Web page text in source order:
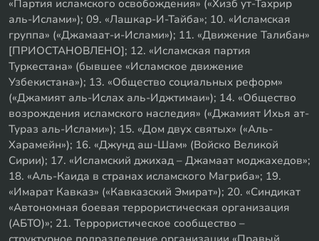
«Партия исламского освобождения» («Хизб ут-Тахрир
аль-Ислами»); 09. «Лашкар-И-Тайба»; 10. «Исламская
группа» («Джамаат-и-Ислами»); 11. «Движение Талибан»
[ПРИОСТАНОВЛЕНО]; 12. «Исламская партия
Туркестана» (бывшее «Исламское движение
Узбекистана»); 13. «Общество социальных реформ»
(«Джамият аль-Ислах аль-Иджтимаи»); 14. «Общество
возрождения исламского наследия» («Джамият Ихья ат-
Тураз аль-Ислами»); 15. «Дом двух святых» («Аль-
Харамейн»); 16. «Джунд аш-Шам» (Войско Великой
Сирии); 17. «Исламский джихад – Джамаат моджахедов»;
18. «Аль-Каида в странах исламского Магриба»; 19.
«Имарат Кавказ» («Кавказский Эмират»); 20. «Синдикат
«Автономная боевая террористическая организация
(АБТО)»; 21. Террористическое сообщество –